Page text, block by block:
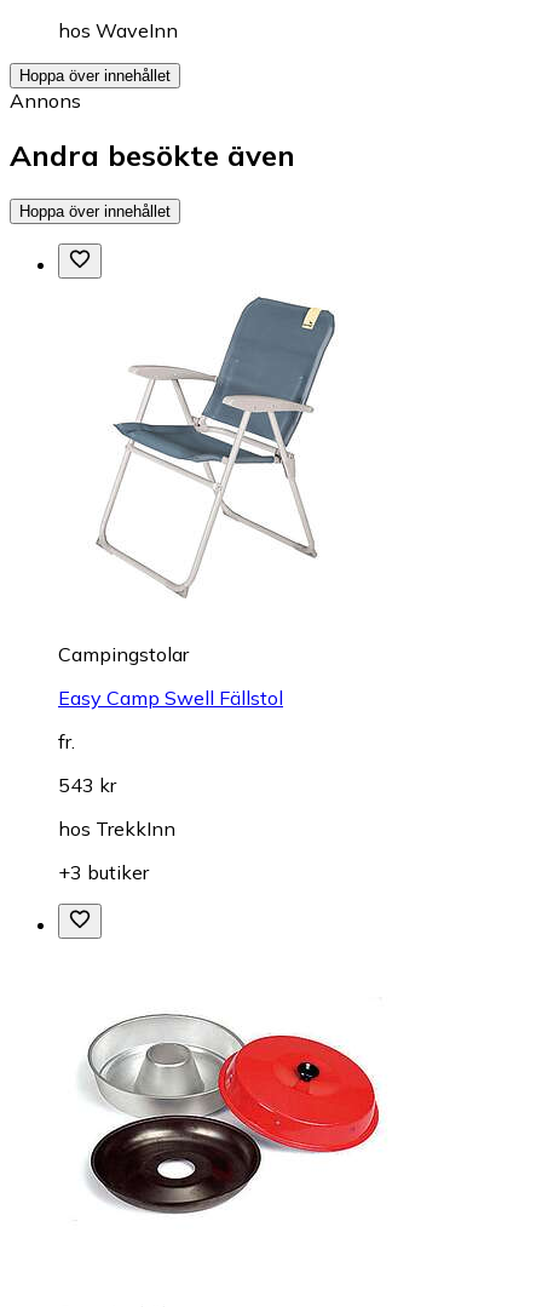
hos WaveInn
Hoppa över innehållet
Annons
Andra besökte även
Hoppa över innehållet
Campingstolar
Easy Camp Swell Fällstol
fr.
543 kr
hos TrekkInn
+3 butiker